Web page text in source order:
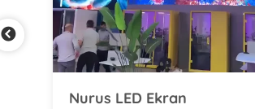
Nurus LED Ekran